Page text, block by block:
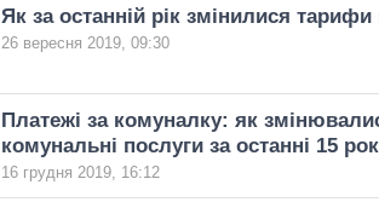
Як за останній рік змінилися тарифи
26 вересня 2019, 09:30
Платежі за комуналку: як
комунальні послуги за останні 15
16 грудня 2019, 16:12